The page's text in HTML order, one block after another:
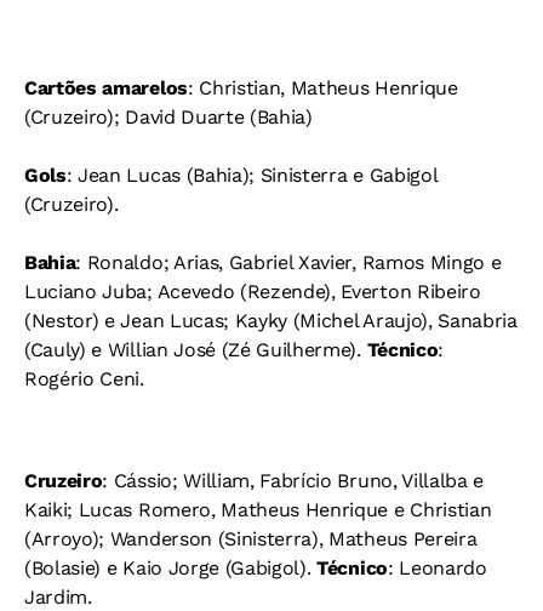
Cartões amarelos: Christian, Matheus Henrique
(Cruzeiro); David Duarte (Bahia)
Gols: Jean Lucas (Bahia); Sinisterra e Gabigol
(Cruzeiro).
Bahia: Ronaldo; Arias, Gabriel Xavier, Ramos Mingo e
Luciano Juba; Acevedo (Rezende), Everton Ribeiro
(Nestor) e Jean Lucas; Kayky (Michel Araujo), Sanabria
(Cauly) e Willian José (Zé Guilherme). Técnico:
Rogério Ceni.
Cruzeiro: Cássio; William, Fabrício Bruno, Villalba e
Kaiki; Lucas Romero, Matheus Henrique e Christian
(Arroyo); Wanderson (Sinisterra), Matheus Pereira
(Bolasie) e Kaio Jorge (Gabigol).Técnico: Leonardo
Jardim.